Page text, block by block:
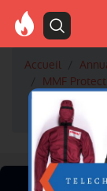
Accueil
MMF
Quels sont